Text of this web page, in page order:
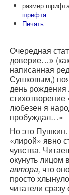
размер
шрифта
Печать
Очередная
доверие…»
написанная
Сушковым,)
день
любезен я
пробуждал…»
Но это Пушкин.
«лирой» явно
чувства.
окунуть лицом
автора, что
просто
читатели